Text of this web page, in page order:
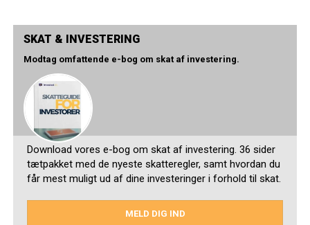
SKAT & INVESTERING
Modtag omfattende e-bog om skat af investering.
Download vores e-bog om skat af investering. 36 sider
tætpakket med de nyeste skatteregler, samt hvordan du
får mest muligt ud af dine investeringer i forhold til skat.
MELD DIG IND